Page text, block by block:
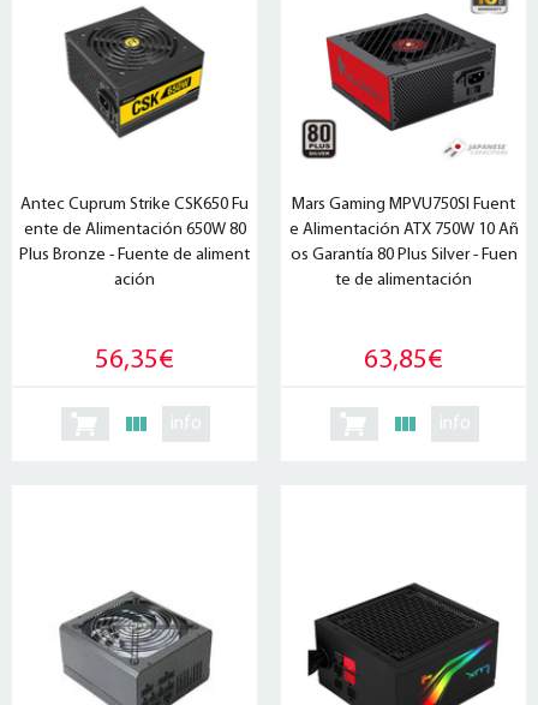
Antec Cuprum Strike CSK650 Fu
ente de Alimentación 650W 80
Plus Bronze - Fuente de aliment
ación
56,35€
info
Mars Gaming MPVU750SI Fuent
e Alimentación ATX 750W 10 Añ
os Garantía 80 Plus Silver - Fuen
te de alimentación
63,85€
info